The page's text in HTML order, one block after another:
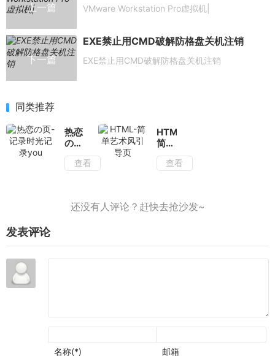
上一篇 VMware Workstation Pro虚拟机|
下一篇
EXE禁止用CMD破解防格盘关机注销
EXE禁止用CMD破解防格盘关机注销
同类推荐
热恋
の
页-
记录
查看
HTML-
简单
艺术
风引
查看
发表评论
名称(*) 邮箱